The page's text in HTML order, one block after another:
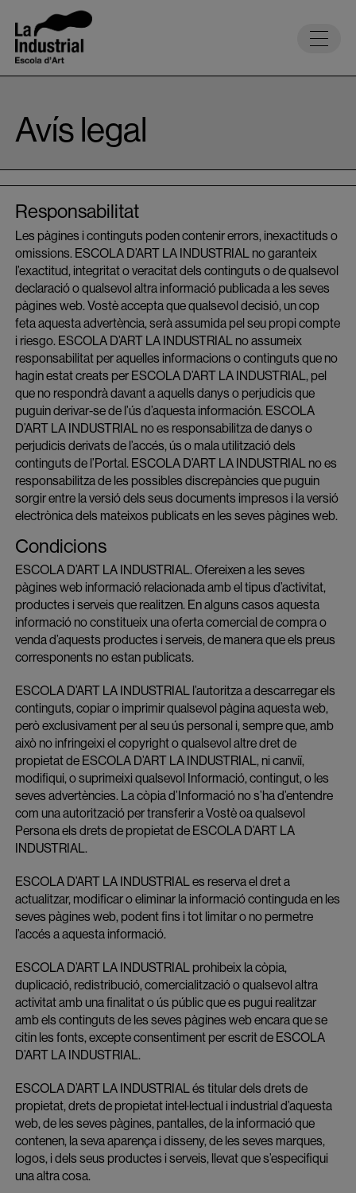
Avís legal
Responsabilitat
Les pàgines i continguts poden contenir errors, inexactituds o
omissions. ESCOLA D’ART LA INDUSTRIAL no garanteix
l’exactitud, integritat o veracitat dels continguts o de qualsevol
declaració o qualsevol altra informació publicada a les seves
pàgines web. Vostè accepta que qualsevol decisió, un cop
feta aquesta advertència, serà assumida pel seu propi compte
i riesgo. ESCOLA D’ART LA INDUSTRIAL no assumeix
responsabilitat per aquelles informacions o continguts que no
hagin estat creats per ESCOLA D’ART LA INDUSTRIAL, pel
que no respondrà davant a aquells danys o perjudicis que
puguin derivar-se de l’ús d’aquesta información. ESCOLA
D’ART LA INDUSTRIAL no es responsabilitza de danys o
perjudicis derivats de l’accés, ús o mala utilització dels
continguts de l’Portal. ESCOLA D’ART LA INDUSTRIAL no es
responsabilitza de les possibles discrepàncies que puguin
sorgir entre la versió dels seus documents impresos i la versió
electrònica dels mateixos publicats en les seves pàgines web.
Condicions
ESCOLA D’ART LA INDUSTRIAL. Ofereixen a les seves
pàgines web informació relacionada amb el tipus d’activitat,
productes i serveis que realitzen. En alguns casos aquesta
informació no constitueix una oferta comercial de compra o
venda d’aquests productes i serveis, de manera que els preus
corresponents no estan publicats.
ESCOLA D’ART LA INDUSTRIAL l’autoritza a descarregar els
continguts, copiar o imprimir qualsevol pàgina aquesta web,
però exclusivament per al seu ús personal i, sempre que, amb
això no infringeixi el copyright o qualsevol altre dret de
propietat de ESCOLA D’ART LA INDUSTRIAL, ni canviï,
modifiqui, o suprimeixi qualsevol Informació, contingut, o les
seves advertències. La còpia d’Informació no s’ha d’entendre
com una autorització per transferir a Vostè oa qualsevol
Persona els drets de propietat de ESCOLA D’ART LA
INDUSTRIAL.
ESCOLA D’ART LA INDUSTRIAL es reserva el dret a
actualitzar, modificar o eliminar la informació continguda en les
seves pàgines web, podent fins i tot limitar o no permetre
l’accés a aquesta informació.
ESCOLA D’ART LA INDUSTRIAL prohibeix la còpia,
duplicació, redistribució, comercialització o qualsevol altra
activitat amb una finalitat o ús públic que es pugui realitzar
amb els continguts de les seves pàgines web encara que se
citin les fonts, excepte consentiment per escrit de ESCOLA
D’ART LA INDUSTRIAL.
ESCOLA D’ART LA INDUSTRIAL és titular dels drets de
propietat, drets de propietat intel·lectual i industrial d’aquesta
web, de les seves pàgines, pantalles, de la informació que
contenen, la seva aparença i disseny, de les seves marques,
logos, i dels seus productes i serveis, llevat que s’especifiqui
una altra cosa.